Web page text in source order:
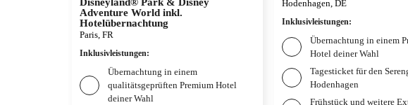
Adventure World inkl.
Hotelübernachtung
Paris, FR
Inklusivleistungen:
Übernachtung in einem
qualitätsgeprüften Premium Hotel
deiner Wahl
Hodenhagen, DE
Inklusivleistungen:
Übernachtung in einem
Hotel deiner Wahl
Tagesticket für den
Hodenhagen
Frühstück und weitere